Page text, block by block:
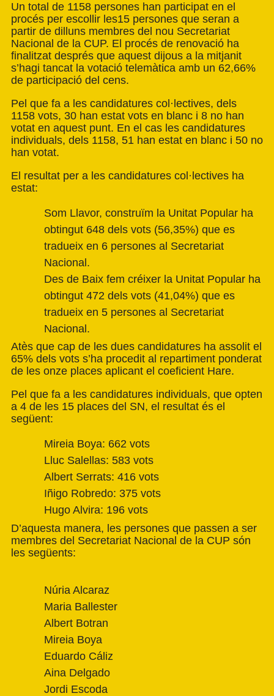
Un total de 1158 persones han participat en el
procés per escollir les15 persones que seran a
partir de dilluns membres del nou Secretariat
Nacional de la CUP. El procés de renovació ha
finalitzat després que aquest dijous a la mitjanit
s’hagi tancat la votació telemàtica amb un 62,66%
de participació del cens.
Pel que fa a les candidatures col·lectives, dels
1158 vots, 30 han estat vots en blanc i 8 no han
votat en aquest punt. En el cas les candidatures
individuals, dels 1158, 51 han estat en blanc i 50 no
han votat.
El resultat per a les candidatures col·lectives ha
estat:
Som Llavor, construïm la Unitat Popular ha
obtingut 648 dels vots (56,35%) que es
tradueix en 6 persones al Secretariat
Nacional.
Des de Baix fem créixer la Unitat Popular ha
obtingut 472 dels vots (41,04%) que es
tradueix en 5 persones al Secretariat
Nacional.
Atès que cap de les dues candidatures ha assolit el
65% dels vots s’ha procedit al repartiment ponderat
de les onze places aplicant el coeficient Hare.
Pel que fa a les candidatures individuals, que opten
a 4 de les 15 places del SN, el resultat és el
següent:
Mireia Boya: 662 vots
Lluc Salellas: 583 vots
Albert Serrats: 416 vots
Iñigo Robredo: 375 vots
Hugo Alvira: 196 vots
D’aquesta manera, les persones que passen a ser
membres del Secretariat Nacional de la CUP són
les següents:
Núria Alcaraz
Maria Ballester
Albert Botran
Mireia Boya
Eduardo Cáliz
Aina Delgado
Jordi Escoda